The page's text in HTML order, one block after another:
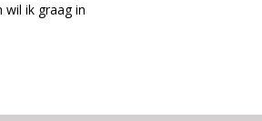
ik graag in